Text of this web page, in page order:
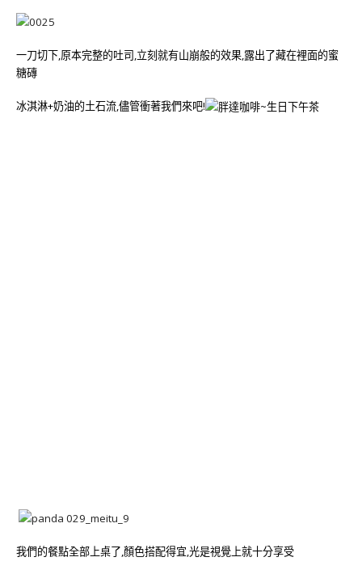
一刀切下,原本完整的吐司,立刻就有山崩般的效果,露出了藏在裡面的蜜
糖磚
冰淇淋+奶油的土石流,儘管衝著我們來吧!
我們的餐點全部上桌了,顏色搭配得宜,光是視覺上就十分享受